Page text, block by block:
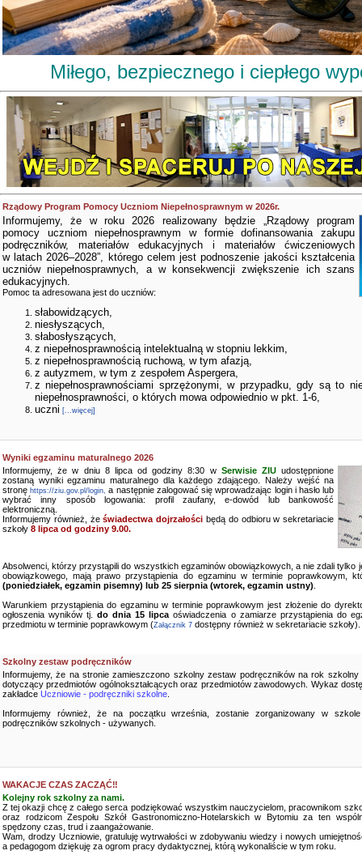
Miłego, bezpiecznego i ciepłego
Rządowy Program Pomocy Uczniom Niepełnosprawnym w 2026r.
Informujemy, że w roku 2026 realizowany będzie „Rządowy program
pomocy uczniom niepełnosprawnym w formie dofinansowania zakupu
podręczników, materiałów edukacyjnych i materiałów ćwiczeniowych
w latach 2026–2028”, którego celem jest podnoszenie jakości kształcenia
uczniów niepełnosprawnych, a w konsekwencji zwiększenie ich szans
edukacyjnych.
Pomoc ta adresowana jest do uczniów:
słabowidzących,
niesłyszących,
słabosłyszących,
z niepełnosprawnością intelektualną w stopniu lekkim,
z niepełnosprawnością ruchową, w tym afazją,
z autyzmem, w tym z zespołem Aspergera,
z niepełnosprawnościami sprzężonymi, w przypadku, gdy są to
niepełnosprawności, o których mowa odpowiednio w pkt. 1-6,
uczni [...więcej]
Wyniki egzaminu maturalnego 2026
Informujemy, że w dniu 8 lipca od godziny 8:30 w Serwisie ZIU udostępnione
zostaną wyniki egzaminu maturalnego dla każdego zdającego. Należy wejść na
stronęhttps://ziu.gov.pl/login, a następnie zalogować się wprowadzając login i hasło lub
wybrać inny sposób logowania: profil zaufany, e-dowód lub bankowość
elektroniczną.
Informujemy również, żeświadectwa dojrzałości będą do odbioru w sekretariacie
szkoły 8 lipca od godziny 9.00.
Absolwenci, którzy przystąpili do wszystkich egzaminów obowiązkowych, a nie zdali tylko
obowiązkowego, mają prawo przystąpienia do egzaminu w terminie poprawkowym,
(poniedziałek, egzamin pisemny) lub 25 sierpnia (wtorek, egzamin ustny)
Warunkiem przystąpienia do egzaminu w terminie poprawkowym jest złożenie do
ogłoszenia wyników tj.do dnia 15 lipca oświadczenia o zamiarze przystąpienia do
przedmiotu w terminie poprawkowym (Załącznik 7 dostępny również w sekretariacie szkoły).
Szkolny zestaw podręczników
Informujemy, że na stronie zamieszczono szkolny zestaw podręczników na rok szkolny
dotyczący przedmiotów ogólnokształcących oraz przedmiotów zawodowych. Wykaz
zakładce Uczniowie - podręczniki szkolne
Informujemy również, że na początku września, zostanie zorganizowany w
podręczników szkolnych - używanych.
WAKACJE CZAS ZACZĄĆ‼️
Kolejny rok szkolny za nami.
Z tej okazji chcę z całego serca podziękować wszystkim nauczycielom, pracownikom
oraz rodzicom Zespołu Szkół Gastronomiczno-Hotelarskich w Bytomiu za ten
spędzony czas, trud i zaangażowanie.
Wam, drodzy Uczniowie, gratuluję wytrwałości w zdobywaniu wiedzy i nowych
a pedagogom dziękuję za ogrom pracy dydaktycznej, którą wykonaliście w tym roku.